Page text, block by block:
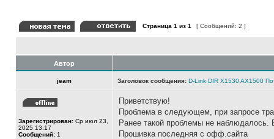
Страница 1 из 1 [ Сообщений: 2 ]
Автор
jeam Заголовок сообщения: D-Link DIR X1530 AX1500
Зарегистрирован: Ср июл 23,
2025 13:17
Сообщений: 1
Приветствую!
Проблема в следующем, при запросе
Ранее такой проблемы не наблюдалось.
Прошивка последняя с офф.сайта